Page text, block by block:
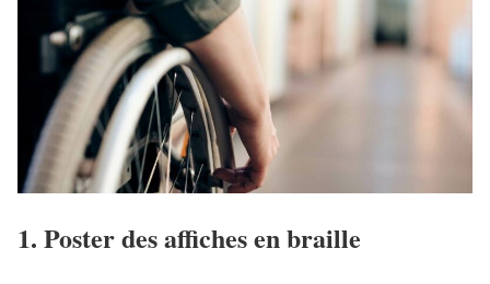
1. Poster des affiches en braille